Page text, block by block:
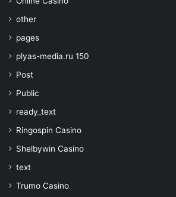
other
pages
plyas-media.ru 150
Post
Public
ready_text
Ringospin Casino
Shelbywin Casino
text
Trumo Casino